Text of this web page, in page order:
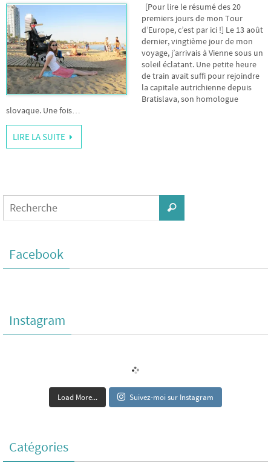
[Pour lire le résumé des 20
premiers jours de mon Tour
d’Europe, c’est par ici !] Le 13 août
dernier, vingtième jour de mon
voyage, j’arrivais à Vienne sous un
soleil éclatant. Une petite heure
de train avait suffi pour rejoindre
la capitale autrichienne depuis
Bratislava, son homologue
slovaque. Une fois…
LIRE LA SUITE
Facebook
Instagram
Load More... Suivez-moi sur Instagram
Catégories